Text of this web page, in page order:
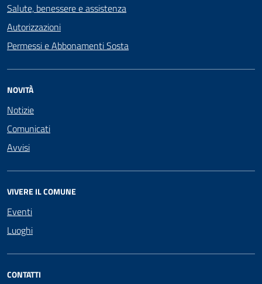
Salute, benessere e assistenza
Autorizzazioni
Permessi e Abbonamenti Sosta
NOVITÀ
Notizie
Comunicati
Avvisi
VIVERE IL COMUNE
Eventi
Luoghi
CONTATTI